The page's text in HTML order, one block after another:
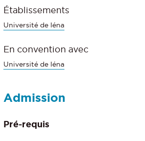
Établissements
Université de Iéna
En convention avec
Université de Iéna
Admission
Pré-requis